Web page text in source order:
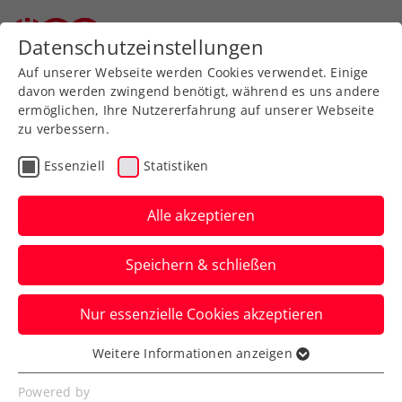
Zum Turnierkalender
NÖTV - ROAD TO ERSTE
BANK OPEN presented by
OMNi-BiOTiC®
29.08.2026
Datenschutzeinstellungen
Auf unserer Webseite werden Cookies verwendet. Einige
davon werden zwingend benötigt, während es uns andere
ermöglichen, Ihre Nutzererfahrung auf unserer Webseite
zu verbessern.
Essenziell Statistiken
Alle akzeptieren
Speichern & schließen
Nur essenzielle Cookies akzeptieren
Essenziell
Essenzielle Cookies werden für grundlegende
Weitere Informationen anzeigen
Powered by